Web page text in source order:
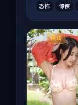
恐怖 惊悚
美国 院线